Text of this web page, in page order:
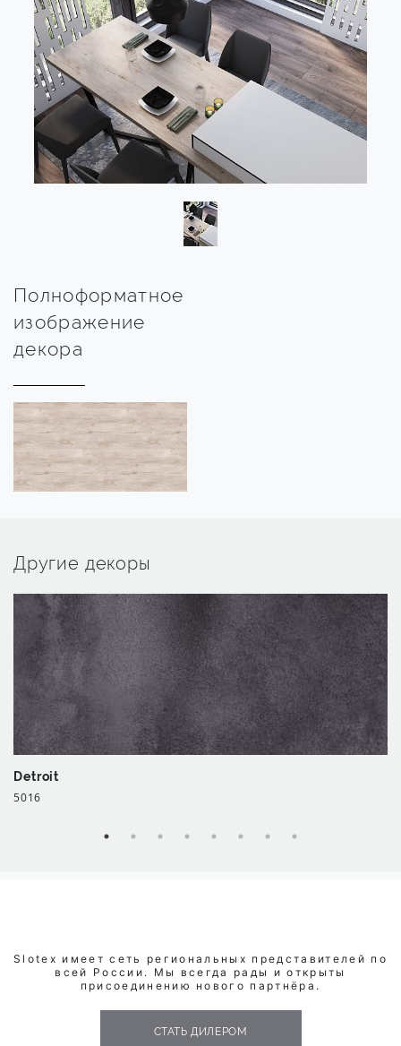
Полноформатное
изображение
декора
Другие декоры
Detroit
5016
Slotex имеет сеть региональных представителей по
всей России. Мы всегда рады и открыты
присоединению нового партнёра.
СТАТЬ ДИЛЕРОМ